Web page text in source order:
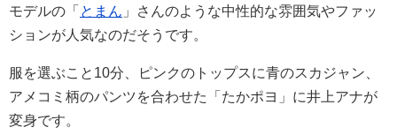
モデルの「 とまん 」さんのような中性的な雰囲気やファッ
ションが人気なのだそうです。
服を選ぶこと10分、ピンクのトップスに青のスカジャン、
アメコミ柄のパンツを合わせた「たかポヨ」に井上アナが
変身です。